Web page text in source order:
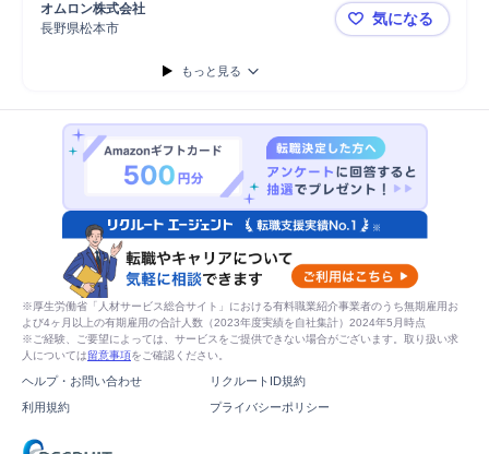
オムロン株式会社
長野県松本市
★オムロン
気になる
もっと見る
※厚生労働省「人材サービス総合サイト」における有料職業紹介事業者のうち無期雇用お
よび4ヶ月以上の有期雇用の合計人数（2023年度実績を自社集計）2024年5月時点
※ご経験、ご要望によっては、サービスをご提供できない場合がございます。取り扱い求
人については留意事項をご確認ください。
ヘルプ・お問い合わせ
リクルートID規約
利用規約
プライバシーポリシー